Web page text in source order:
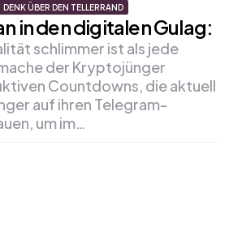
DENK ÜBER DEN TELLERRAND
in den digitalen Gulag:
schlimmer ist als jede
der Kryptojünger
Countdowns, die aktuell
auf ihren Telegram-
um im…